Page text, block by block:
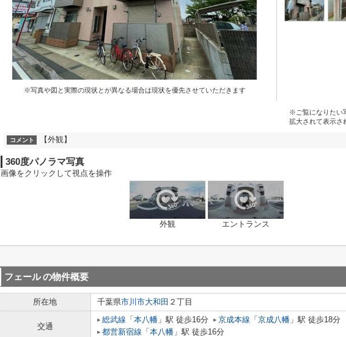
※写真や図と実際の現状とが異なる場合は現状を優先させていただきます
※ご覧になりたい
拡大されて表示さ
コメント 【外観】
360度パノラマ写真
画像をクリックして視点を操作
外観 エントランス
フェールの物件概要
所在地 千葉県市川市大和田 ２丁目
交通
総武線 「 本八幡 」駅 徒歩16分 京成本線 「 京成八幡 」駅 徒歩18分
都営新宿線 「 本八幡 」駅 徒歩16分